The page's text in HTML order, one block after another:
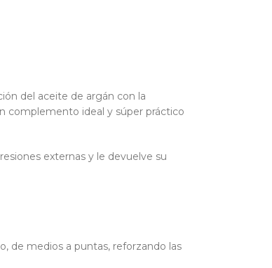
del aceite de argán con la
complemento ideal y súper práctico
externas y le devuelve su
de medios a puntas, reforzando las